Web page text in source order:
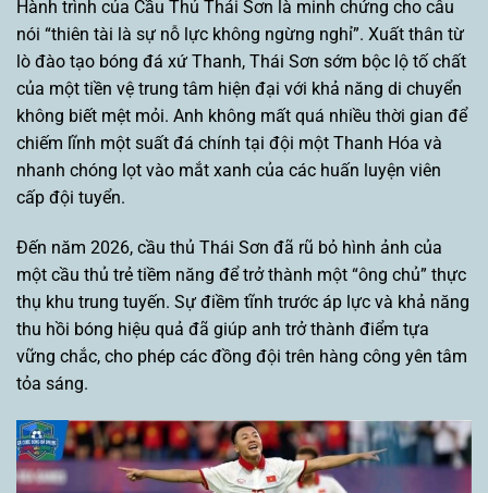
Hành trình của Cầu Thủ Thái Sơn là minh chứng cho câu
nói “thiên tài là sự nỗ lực không ngừng nghỉ”. Xuất thân từ
lò đào tạo bóng đá xứ Thanh, Thái Sơn sớm bộc lộ tố chất
của một tiền vệ trung tâm hiện đại với khả năng di chuyển
không biết mệt mỏi. Anh không mất quá nhiều thời gian để
chiếm lĩnh một suất đá chính tại đội một Thanh Hóa và
nhanh chóng lọt vào mắt xanh của các huấn luyện viên
cấp đội tuyển.
Đến năm 2026, cầu thủ Thái Sơn đã rũ bỏ hình ảnh của
một cầu thủ trẻ tiềm năng để trở thành một “ông chủ” thực
thụ khu trung tuyến. Sự điềm tĩnh trước áp lực và khả năng
thu hồi bóng hiệu quả đã giúp anh trở thành điểm tựa
vững chắc, cho phép các đồng đội trên hàng công yên tâm
tỏa sáng.